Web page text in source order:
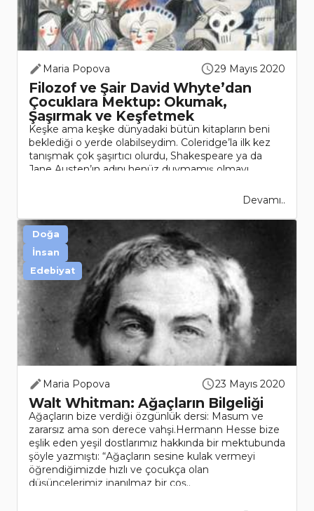
Maria Popova 29 Mayıs 2020
Filozof ve Şair David Whyte’dan
Çocuklara Mektup: Okumak,
Şaşırmak ve Keşfetmek
Keşke ama keşke dünyadaki bütün kitapların beni
beklediği o yerde olabilseydim. Coleridge’la ilk kez
tanışmak çok şaşırtıcı olurdu, Shakespeare ya da
Jane Austen’ın adını henüz duymamış olmayı
Devamı..
Maria Popova 23 Mayıs 2020
Walt Whitman: Ağaçların Bilgeliği
Ağaçların bize verdiği özgünlük dersi: Masum ve
zararsız ama son derece vahşi.Hermann Hesse bize
eşlik eden yeşil dostlarımız hakkında bir mektubunda
şöyle yazmıştı: “Ağaçların sesine kulak vermeyi
öğrendiğimizde hızlı ve çocukça olan
düşüncelerimiz inanılmaz bir coş..
Doğa
İnsan
Edebiyat